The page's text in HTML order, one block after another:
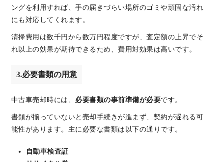
ングを利用すれば、手の届きづらい場所のゴミや頑固な汚れ
にも対応してくれます。
清掃費用は数千円から数万円程度ですが、査定額の上昇でそ
れ以上の効果が期待できるため、費用対効果は高いです。
3.必要書類の用意
中古車売却時には、 必要書類の事前準備が必要です。
書類が揃っていないと売却手続きが進まず、契約が遅れる可
能性があります。主に必要な書類は以下の通りです。
自動車検査証